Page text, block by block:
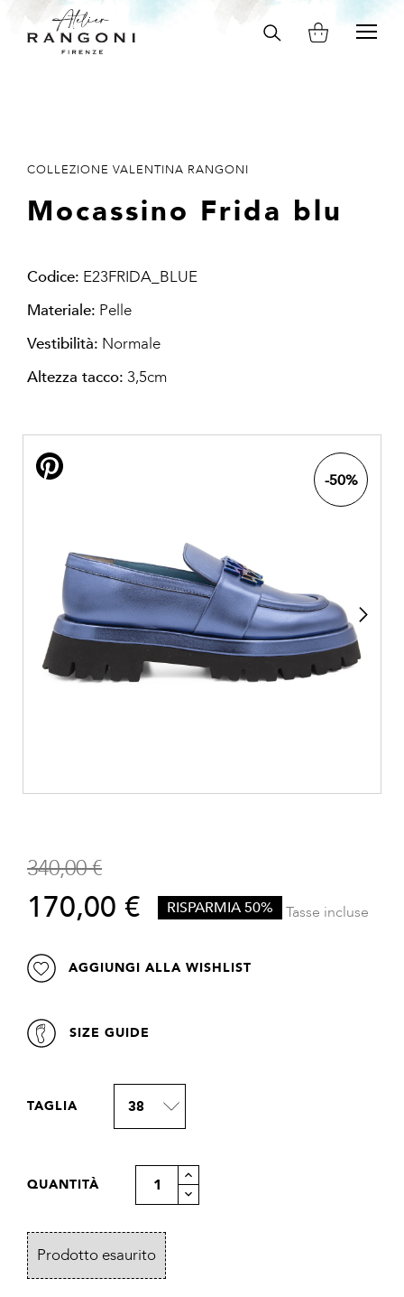
Search
COLLEZIONE VALENTINA RANGONI
Mocassino Frida blu
Codice: E23FRIDA_BLUE
Materiale: Pelle
Vestibilità: Normale
Altezza tacco: 3,5cm
-50%
Next
340,00 €
170,00 € RISPARMIA 50% Tasse incluse
AGGIUNGI ALLA WISHLIST
SIZE GUIDE
TAGLIA 38
QUANTITÀ
Prodotto esaurito